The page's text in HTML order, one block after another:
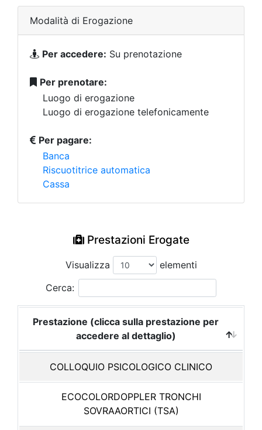
Modalità di Erogazione
Per accedere: Su prenotazione
Per prenotare:
Luogo di erogazione
Luogo di erogazione telefonicamente
Per pagare:
Banca
Riscuotitrice automatica
Cassa
Prestazioni Erogate
Visualizza
elementi
Cerca:
Prestazione (clicca sulla prestazione per
accedere al dettaglio)
COLLOQUIO PSICOLOGICO CLINICO
ECOCOLORDOPPLER TRONCHI
SOVRAAORTICI (TSA)